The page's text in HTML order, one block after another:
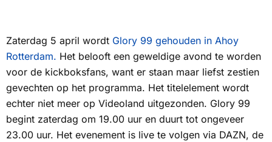
Zaterdag 5 april wordt Glory 99 gehouden in Ahoy
Rotterdam. Het belooft een geweldige avond te worden
voor de kickboksfans, want er staan maar liefst zestien
gevechten op het programma. Het titelelement wordt
echter niet meer op Videoland uitgezonden. Glory 99
begint zaterdag om 19.00 uur en duurt tot ongeveer
23.00 uur. Het evenement is live te volgen via DAZN, de